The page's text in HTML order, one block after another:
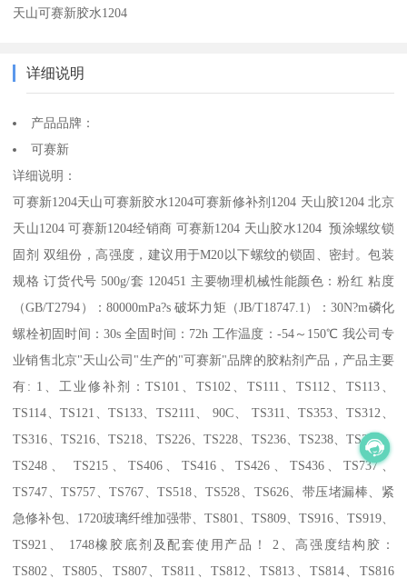
天山可赛新胶水1204
详细说明
产品品牌：
可赛新
详细说明：
可赛新1204天山可赛新胶水1204可赛新修补剂1204 天山胶1204 北京
天山1204 可赛新1204经销商 可赛新1204 天山胶水1204 预涂螺纹锁
固剂 双组份，高强度，建议用于M20以下螺纹的锁固、密封。包装
规格 订货代号 500g/套 120451 主要物理机械性能颜色：粉红 粘度
（GB/T2794）：80000mPa?s 破坏力矩（JB/T18747.1）：30N?m磷化
螺栓初固时间：30s 全固时间：72h 工作温度：-54～150℃ 我公司专
业销售北京"天山公司"生产的"可赛新"品牌的胶粘剂产品，产品主要
有: 1、工业修补剂：TS101、TS102、TS111、TS112、TS113、
TS114、TS121、TS133、TS2111、 90C、 TS311、TS353、TS312、
TS316、TS216、TS218、TS226、TS228、TS236、TS238、TS246、
TS248、 TS215、TS406、TS416、TS426、TS436、TS737、
TS747、TS757、TS767、TS518、TS528、TS626、带压堵漏棒、紧
急修补包、1720玻璃纤维加强带、TS801、TS809、TS916、TS919、
TS921、 1748橡胶底剂及配套使用产品！ 2、高强度结构胶：
TS802、TS805、TS807、TS811、TS812、TS813、TS814、TS816